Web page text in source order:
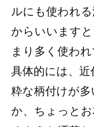
ルにも使われ
からいいます
まり多く使わ
具体的には、近
粋な柄付けが
か、ちょっと